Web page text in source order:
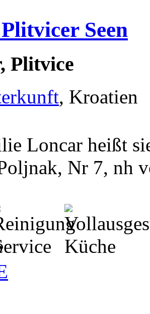
Seen
Plitvice
, Kroatien
Loncar heißt
Nr 7, nh